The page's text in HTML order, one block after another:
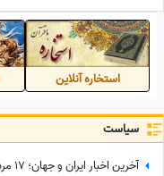
فرزندان رهبر شهید+عکس
استخاره آنلاین
سیاست